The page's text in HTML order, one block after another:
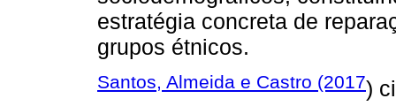
estratégia concreta de
grupos étnicos.
Santos, Almeida e Castro (2017)